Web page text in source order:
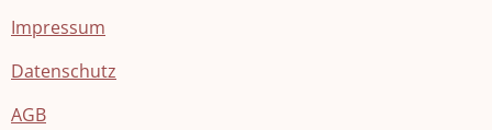
Impressum
Datenschutz
AGB